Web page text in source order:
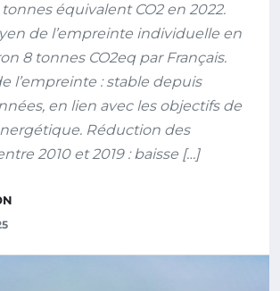
équivalent CO2 en 2022.
de l’empreinte individuelle en
8 tonnes CO2eq par Français.
l’empreinte : stable depuis
en lien avec les objectifs de
Réduction des
2010 et 2019 : baisse […]